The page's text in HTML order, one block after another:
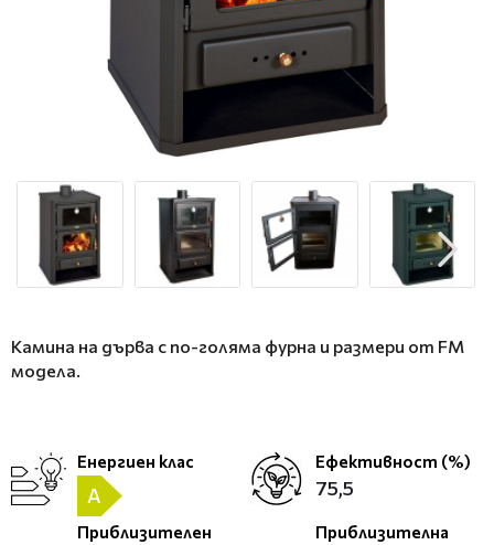
Камина на дърва с по-голяма фурна и размери от FM
модела.
Енергиен клас
A
Ефективност (%)
75,5
Приблизителен
Приблизителна